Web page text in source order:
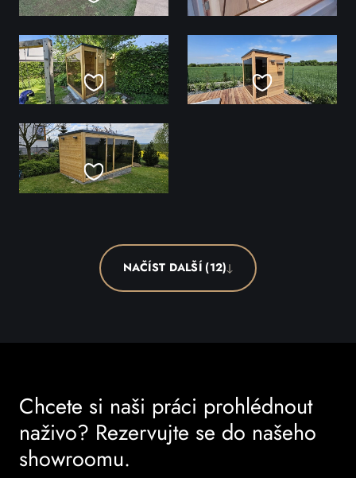
NAČÍST DALŠÍ (12)
Chcete si naši práci prohlédnout
naživo? Rezervujte se do našeho
showroomu.